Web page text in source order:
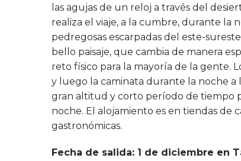
las agujas de un reloj a través del
realiza el viaje, a la cumbre, durante la
pedregosas escarpadas del este-
bello paisaje, que cambia de manera
reto físico para la mayoría de la gente.
y luego la caminata durante la noche
gran altitud y corto período de tiempo
noche. El alojamiento es en tiendas de
gastronómicas.
Fecha de salida: 1 de diciembre en